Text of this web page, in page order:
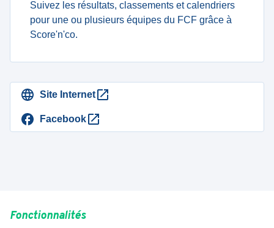
Suivez les résultats, classements et calendriers
pour une ou plusieurs équipes du FCF grâce à
Score'n'co.
Site Internet
Facebook
Fonctionnalités